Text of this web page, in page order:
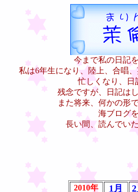
今まで私の日記
私は6年生になり、陸上、合唱
忙しくなり、日
残念ですが、日記は
また将来、何かの形
海ブログ
長い間、読んでい
2010年 1月